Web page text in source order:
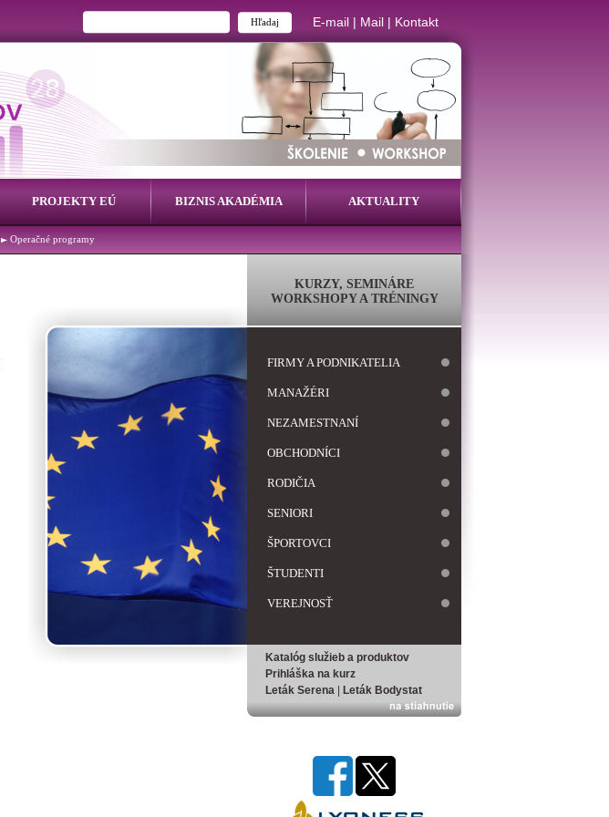
E-mail | Mail | Kontakt
PROJEKTY EÚ BIZNIS AKADÉMIA AKTUALITY
Operačné programy
KURZY, SEMINÁRE
WORKSHOPY A TRÉNINGY
FIRMY A PODNIKATELIA
MANAŽÉRI
NEZAMESTNANÍ
OBCHODNÍCI
RODIČIA
SENIORI
ŠPORTOVCI
ŠTUDENTI
VEREJNOSŤ
Katalóg služieb a produktov
Prihláška na kurz
Leták Serena
Leták Bodystat